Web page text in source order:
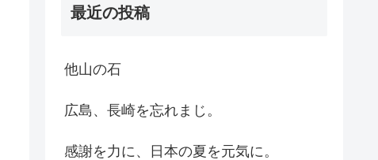
最近の投稿
他山の石
広島、長崎を忘れまじ。
感謝を力に、日本の夏を元気に。